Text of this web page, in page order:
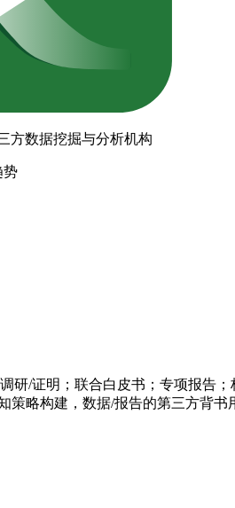
方数据挖掘与分析机构
势
研/证明；联合白皮书；专项报告
策略构建，数据/报告的第三方背书